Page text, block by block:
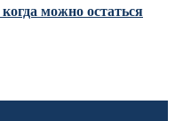
можно остаться